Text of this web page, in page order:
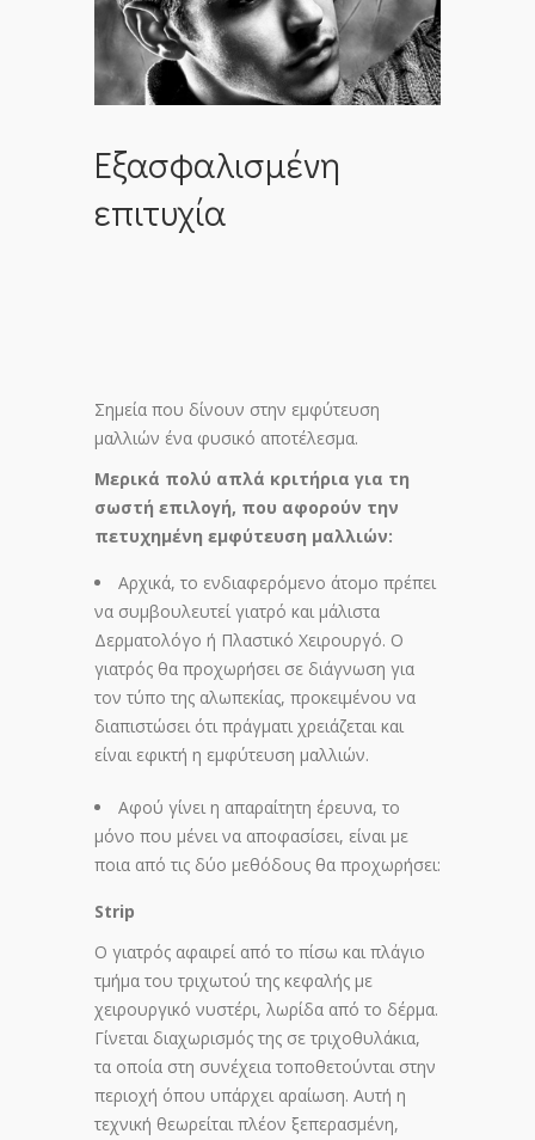
Εξασφαλισμένη
επιτυχία
Σημεία που δίνουν στην εμφύτευση
μαλλιών ένα φυσικό αποτέλεσμα.
Μερικά πολύ απλά κριτήρια για τη
σωστή επιλογή, που αφορούν την
πετυχημένη εμφύτευση μαλλιών:
Αρχικά, το ενδιαφερόμενο άτομο πρέπει
να συμβουλευτεί γιατρό και μάλιστα
Δερματολόγο ή Πλαστικό Χειρουργό. Ο
γιατρός θα προχωρήσει σε διάγνωση για
τον τύπο της αλωπεκίας, προκειμένου να
διαπιστώσει ότι πράγματι χρειάζεται και
είναι εφικτή η εμφύτευση μαλλιών.
Αφού γίνει η απαραίτητη έρευνα, το
μόνο που μένει να αποφασίσει, είναι με
ποια από τις δύο μεθόδους θα προχωρήσει:
Strip
Ο γιατρός αφαιρεί από το πίσω και πλάγιο
τμήμα του τριχωτού της κεφαλής με
χειρουργικό νυστέρι, λωρίδα από το δέρμα.
Γίνεται διαχωρισμός της σε τριχοθυλάκια,
τα οποία στη συνέχεια τοποθετούνται στην
περιοχή όπου υπάρχει αραίωση. Αυτή η
τεχνική θεωρείται πλέον ξεπερασμένη,